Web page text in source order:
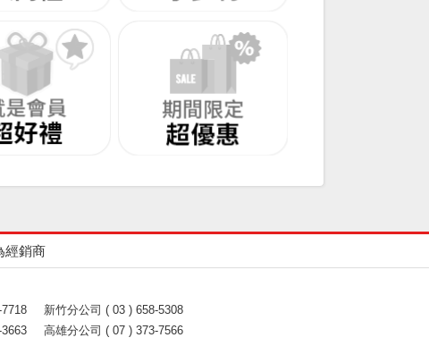
經銷商
新竹分公司 ( 03 ) 658-5308
高雄分公司 ( 07 ) 373-7566